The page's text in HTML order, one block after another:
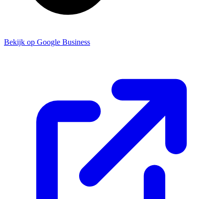
Bekijk op Google Business